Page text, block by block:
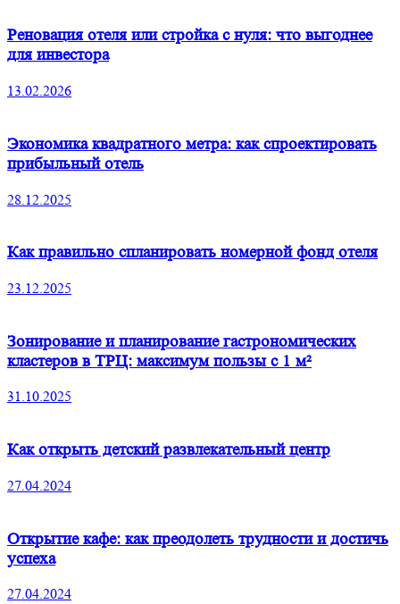
Реновация отеля или стройка с нуля: что выгоднее
для инвестора
13.02.2026
Экономика квадратного метра: как спроектировать
прибыльный отель
28.12.2025
Как правильно спланировать номерной фонд отеля
23.12.2025
Зонирование и планирование гастрономических
кластеров в ТРЦ: максимум пользы с 1 м²
31.10.2025
Как открыть детский развлекательный центр
27.04.2024
Открытие кафе: как преодолеть трудности и достичь
успеха
27.04.2024